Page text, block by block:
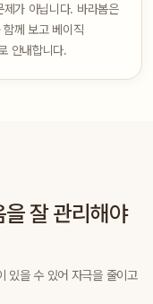
가 아닙니다. 바라봄은
께 보고 베이직
안내합니다.
잘 관리해야
있을 수 있어 자극을 줄이고